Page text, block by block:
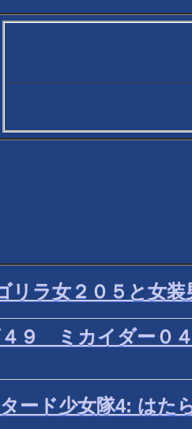
リラ女２０５と女
４９ ミカイダー
ード少女隊4: は